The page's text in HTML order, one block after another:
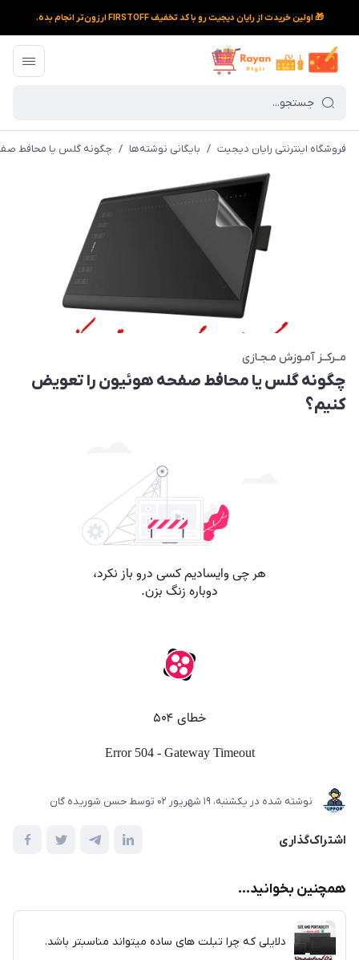
🎁 اولین خریدت از رایان دیجیت رو با کد تخفیف FIRSTOFF ارزون‌تر انجام بده.
فروشگاه اینترنتی رایان دیجیت / بایگانی نوشته‌ها / چگونه گلس یا محافط
مــرکــز آمـوزش مـجـازی
چگونه گلس یا محافط صفحه هوئیون را تعویض
کنیم؟
نوشته شده در یکشنبه، 19 شهریور 02 توسط حسن شوریده گان
اشتراک‌گذاری
همچنین بخوانید...
دلایلی که چرا تبلت های ساده میتواند مناسبتر باشد.